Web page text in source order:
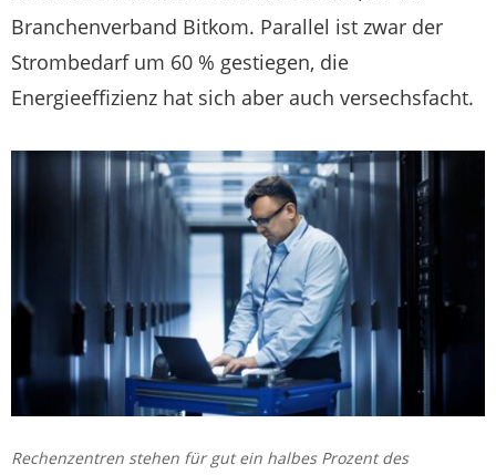
Branchenverband Bitkom. Parallel ist zwar der
Strombedarf um 60 % gestiegen, die
Energieeffizienz hat sich aber auch versechsfacht.
Rechenzentren stehen für gut ein halbes Prozent des